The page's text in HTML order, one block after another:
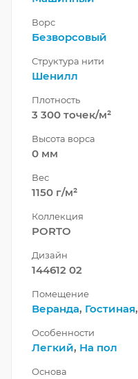
Ворс
Безворсовый
Структура нити
Шенилл
Плотность
3 300 точек/м²
Высота ворса
0 мм
Вес
1150 г/м²
Коллекция
PORTO
Дизайн
144612 02
Помещение
Веранда, Гостиная,
Особенности
Легкий, На пол
Основа